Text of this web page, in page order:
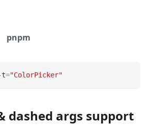
pnpm
t="ColorPicker"
dashed args support